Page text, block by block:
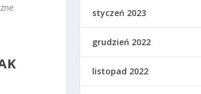
styczeń 2023
grudzień 2022
listopad 2022